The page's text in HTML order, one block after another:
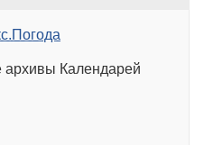
Календарей